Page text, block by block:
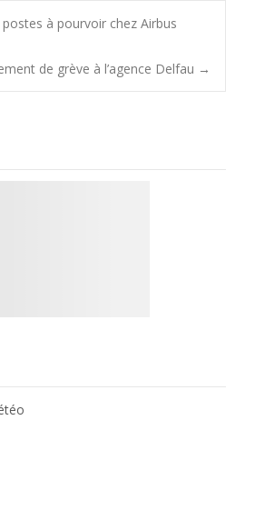
à pourvoir chez Airbus
de grève à l’agence Delfau →